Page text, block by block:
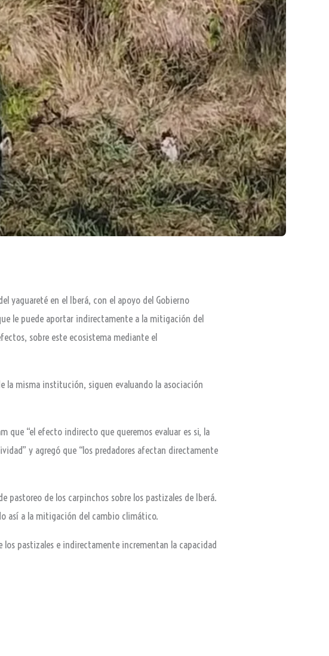
yaguareté en el Iberá, con el apoyo del Gobierno
le puede aportar indirectamente a la mitigación del
sobre este ecosistema mediante el
la misma institución, siguen evaluando la asociación
que “el efecto indirecto que queremos evaluar es si, la
y agregó que “los predadores afectan directamente
pastoreo de los carpinchos sobre los pastizales de Iberá.
así a la mitigación del cambio climático.
pastizales e indirectamente incrementan la capacidad